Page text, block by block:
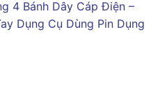
4 Bánh Dây Cáp Điện –
Dụng Cụ Dùng Pin Dụng